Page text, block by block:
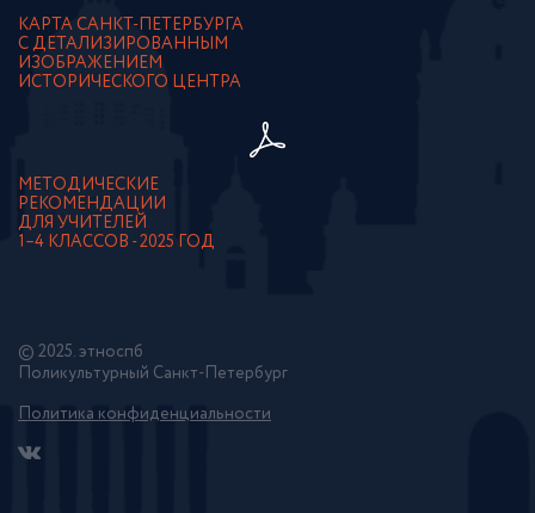
КАРТА САНКТ-ПЕТЕРБУРГА
С ДЕТАЛИЗИРОВАННЫМ
ИЗОБРАЖЕНИЕМ
ИСТОРИЧЕСКОГО ЦЕНТРА
МЕТОДИЧЕСКИЕ
РЕКОМЕНДАЦИИ
ДЛЯ УЧИТЕЛЕЙ
1–4 КЛАССОВ - 2025 ГОД
© 2025. этноспб
Поликультурный Санкт-Петербург
Политика конфиденциальности